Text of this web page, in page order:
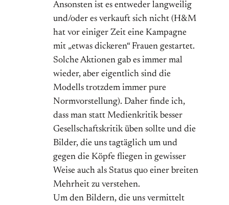
Ansonsten ist es entweder langweilig
und/oder es verkauft sich nicht (H&M
hat vor einiger Zeit eine Kampagne
mit „etwas dickeren“ Frauen gestartet.
Solche Aktionen gab es immer mal
wieder, aber eigentlich sind die
Modells trotzdem immer pure
Normvorstellung). Daher finde ich,
dass man statt Medienkritik besser
Gesellschaftskritik üben sollte und die
Bilder, die uns tagtäglich um und
gegen die Köpfe fliegen in gewisser
Weise auch als Status quo einer breiten
Mehrheit zu verstehen.
Um den Bildern, die uns vermittelt